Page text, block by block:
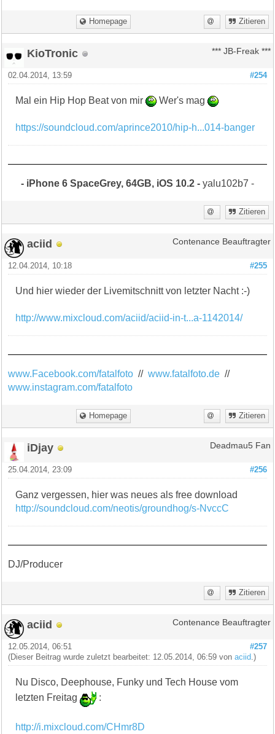
Homepage Zitieren
KioTronic *** JB-Freak ***
#254
02.04.2014, 13:59
Mal ein Hip Hop Beat von mir Wer's mag
https://soundcloud.com/aprince2010/hip-h...014-banger
- iPhone 6 SpaceGrey, 64GB, iOS 10.2 -yalu102b7 -
Zitieren
aciid Contenance Beauftragter
#255
12.04.2014, 10:18
Und hier wieder der Livemitschnitt von letzter Nacht :-)
http://www.mixcloud.com/aciid/aciid-in-t...a-1142014/
www.Facebook.com/fatalfoto //www.fatalfoto.de //
www.instagram.com/fatalfoto
Homepage Zitieren
iDjay Deadmau5 Fan
#256
25.04.2014, 23:09
Ganz vergessen, hier was neues als free download
http://soundcloud.com/neotis/groundhog/s-NvccC
DJ/Producer
Zitieren
aciid Contenance Beauftragter
#257
12.05.2014, 06:51
(Dieser Beitrag wurde zuletzt bearbeitet: 12.05.2014, 06:59 vonaciid.)
Nu Disco, Deephouse, Funky und Tech House vom
letzten Freitag
:
http://i.mixcloud.com/CHmr8D